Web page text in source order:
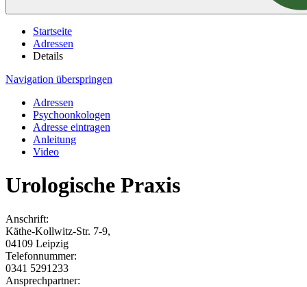
Startseite
Adressen
Details
Navigation überspringen
Adressen
Psychoonkologen
Adresse eintragen
Anleitung
Video
Urologische Praxis
Anschrift:
Käthe-Kollwitz-Str. 7-9,
04109 Leipzig
Telefonnummer:
0341 5291233
Ansprechpartner: